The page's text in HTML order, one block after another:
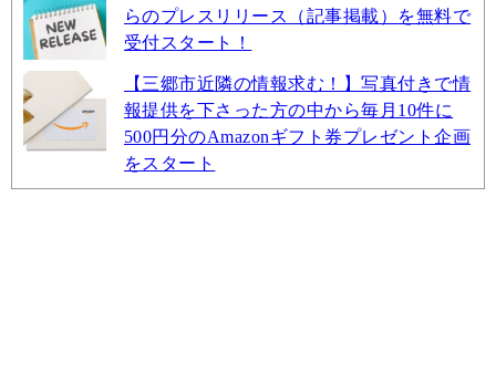
らのプレスリリース（記事掲載）を無料で
受付スタート！
【三郷市近隣の情報求む！】写真付きで情
報提供を下さった方の中から毎月10件に
500円分のAmazonギフト券プレゼント企画
をスタート